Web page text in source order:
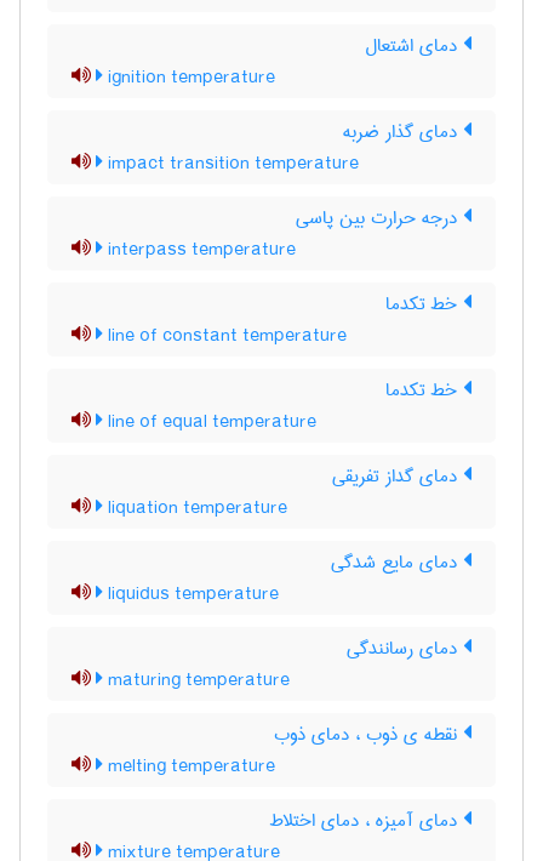
دمای اشتعال
ignition temperature
دمای گذار ضربه
impact transition temperature
درجه حرارت بین پاسی
interpass temperature
خط تکدما
line of constant temperature
خط تکدما
line of equal temperature
دمای گداز تفریقی
liquation temperature
دمای مایع شدگی
liquidus temperature
دمای رسانندگی
maturing temperature
نقطه ی ذوب ، دمای ذوب
melting temperature
دمای آمیزه ، دمای اختلاط
mixture temperature